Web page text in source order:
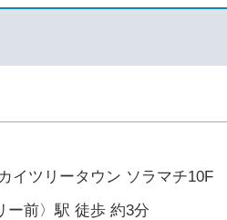
イツリータウン ソラマチ10F
ー前〉駅 徒歩 約3分